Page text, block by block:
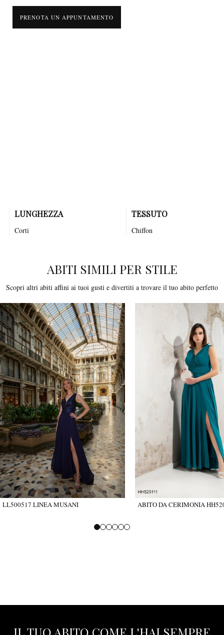
PRENOTA UN APPUNTAMENTO
LUNGHEZZA
Corti
TESSUTO
Chiffon
ABITI SIMILI PER STILE
Scopri altri abiti affini ai tuoi gusti e divertiti a trovare il tuo abito perfetto
LL500517 LINEA MUSANI ABITO DA CERIMONIA